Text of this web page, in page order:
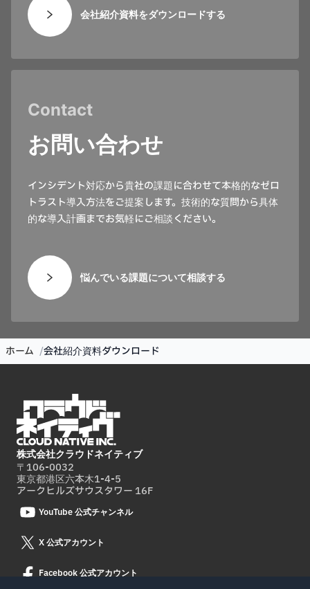
会社紹介資料をダウンロードする
Contact
お問い合わせ
インシデント対応から貴社の課題に合わせて本格的なゼロ
トラスト導入方法をご提案します。技術的な質問から具体
的な導入計画までお気軽にご相談ください。
悩んでいる課題について相談する
ホーム 会社紹介資料ダウンロード
株式会社クラウドネイティブ
〒106-0032
東京都港区六本木1-4-5
アークヒルズサウスタワー 16F
YouTube 公式チャンネル
X 公式アカウント
Facebook 公式アカウント